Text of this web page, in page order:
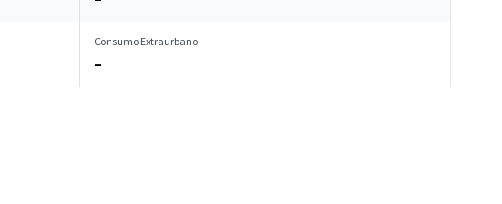
Consumo Extraurbano
–